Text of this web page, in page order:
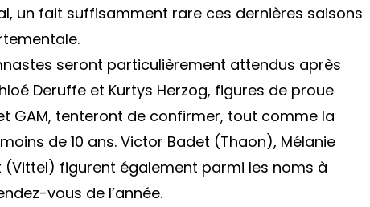
un fait suffisamment rare ces dernières saisons
seront particulièrement attendus après
Deruffe et Kurtys Herzog, figures de proue
GAM, tenteront de confirmer, tout comme la
de 10 ans. Victor Badet (Thaon), Mélanie
(Vittel) figurent également parmi les noms à
vous de l’année.